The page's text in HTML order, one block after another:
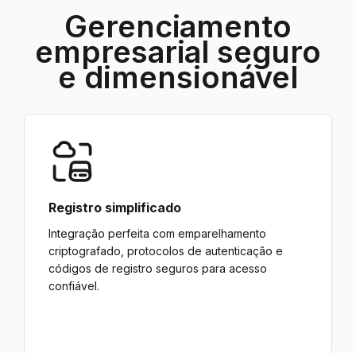
Gerenciamento
empresarial seguro
e dimensionável
Registro simplificado
Integração perfeita com emparelhamento
criptografado, protocolos de autenticação e
códigos de registro seguros para acesso
confiável.